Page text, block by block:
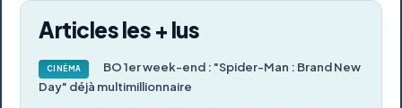
Articles les + lus
CINÉMA
BO 1er week-end : "Spider-Man : Brand New
Day" déjà multimillionnaire